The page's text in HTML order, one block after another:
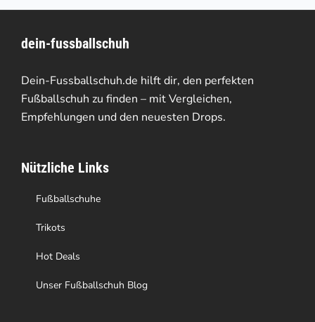
auf.
Die
Optionen
können
der
Produktseite
gewählt
werden
dein-fussballschuh
Dein-Fussballschuh.de hilft dir, den perfekten
Fußballschuh zu finden – mit Vergleichen,
Empfehlungen und den neuesten Drops.
Nützliche Links
Fußballschuhe
Trikots
Hot Deals
Unser Fußballschuh Blog